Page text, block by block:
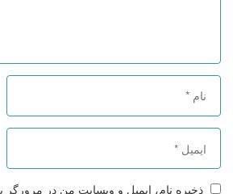
ذخیره نام، ایمیل و وبسایت من در مرورگر